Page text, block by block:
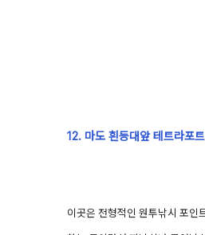
12. 마도 흰등대앞 테트라포트
이곳은 전형적인 원투낚시 포인